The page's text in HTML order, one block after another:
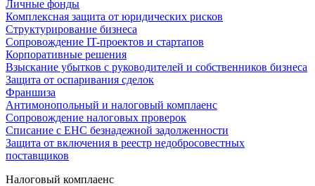
Личные фонды
Комплексная защита от юридических рисков
Структурирование бизнеса
Сопровождение IT-проектов и стартапов
Корпоративные решения
Взыскание убытков с руководителей и собственников бизнеса
Защита от оспаривания сделок
Франшиза
Антимонопольный и налоговый комплаенс
Сопровождение налоговых проверок
Списание с ЕНС безнадежной задолженности
Защита от включения в реестр недобросовестных
поставщиков
Налоговый комплаенс